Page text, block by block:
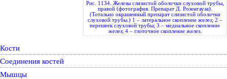
Рис. 1134. Железы слизистой оболочки слуховой трубы,
правой (фотография. Препарат Д. Розенгауза).
(Тотально окрашенный препарат слизистой оболочки
слуховой трубы.) 1 – латеральное скопление желез; 2 –
перешеек слуховой трубы; 3 – медиальное скопление
желез; 4 – глоточное скопление желез.
Кости
Соединения костей
Мышцы